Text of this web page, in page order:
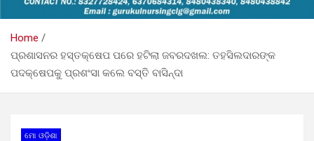
Home
ପ୍ରଶାସନର ହସ୍ତକ୍ଷେପ ପରେ ହଟିଲା ଜବରଦଖଲ: ତହସିଲଦାରଙ୍କ
ପଦକ୍ଷେପକୁ ପ୍ରଶଂସା କଲେ ବସ୍ତି ବାସିନ୍ଦା
ମୋ ଓଡ଼ିଶା